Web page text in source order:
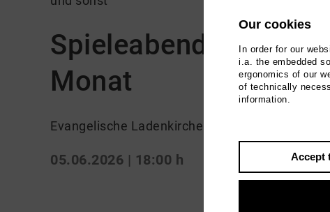
Spieleabend - am
Monat
Evangelische Ladenkirche
05.06.2026 | 18:00 h
Our cookies
In order for our
i.a. the embedded
ergonomics of our
of technically
information.
Accept